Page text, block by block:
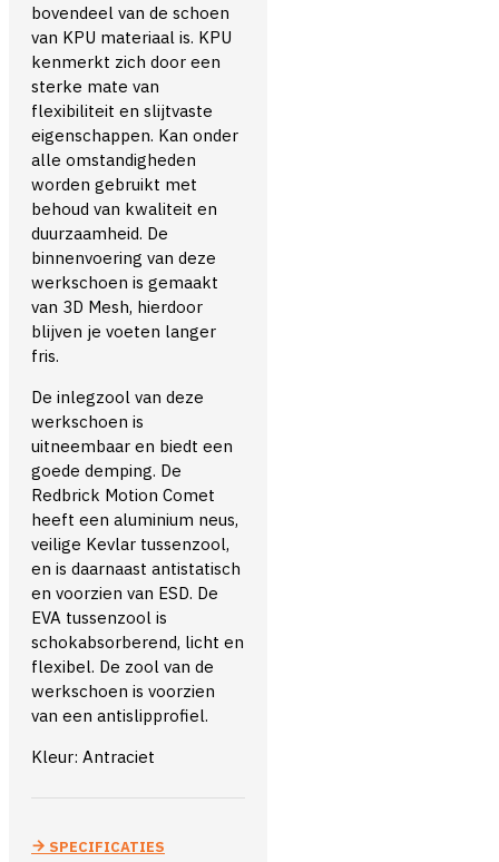
bovendeel van de schoen
van KPU materiaal is. KPU
kenmerkt zich door een
sterke mate van
flexibiliteit en slijtvaste
eigenschappen. Kan onder
alle omstandigheden
worden gebruikt met
behoud van kwaliteit en
duurzaamheid. De
binnenvoering van deze
werkschoen is gemaakt
van 3D Mesh, hierdoor
blijven je voeten langer
fris.
De inlegzool van deze
werkschoen is
uitneembaar en biedt een
goede demping. De
Redbrick Motion Comet
heeft een aluminium neus,
veilige Kevlar tussenzool,
en is daarnaast antistatisch
en voorzien van ESD. De
EVA tussenzool is
schokabsorberend, licht en
flexibel. De zool van de
werkschoen is voorzien
van een antislipprofiel.
Kleur: Antraciet
SPECIFICATIES